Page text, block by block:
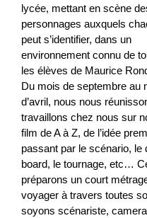
lycée, mettant en scène
personnages auxquels
peut s’identifier, dans un
environnement connu de
les élèves de Maurice
Du mois de septembre au
d’avril, nous nous
travaillons chez nous sur
film de A à Z, de l’idée
passant par le scénario,
board, le tournage, etc…
préparons un court
voyager à travers toutes
soyons scénariste,